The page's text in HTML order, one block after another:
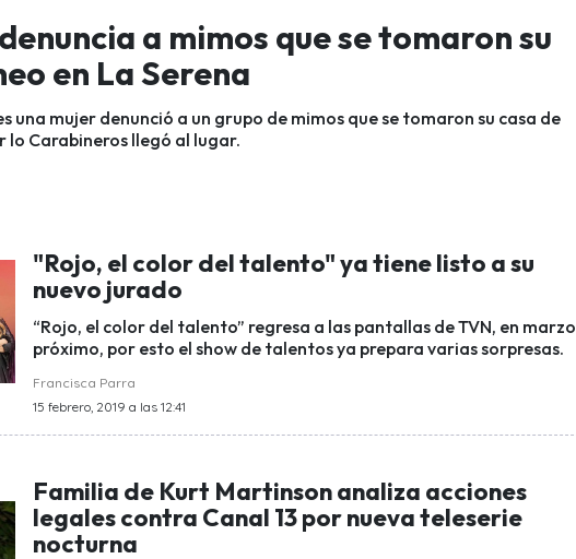
a mimos que se tomaron su
en La Serena
una mujer denunció a un grupo de mimos que se tomaron su casa de
lo Carabineros llegó al lugar.
"Rojo, el color del talento" ya tiene listo a su
nuevo jurado
“Rojo, el color del talento” regresa a las pantallas de TVN, en marzo
próximo, por esto el show de talentos ya prepara varias sorpresas.
Francisca Parra
15 febrero, 2019 a las 12:41
Familia de Kurt Martinson analiza acciones
legales contra Canal 13 por nueva teleserie
nocturna